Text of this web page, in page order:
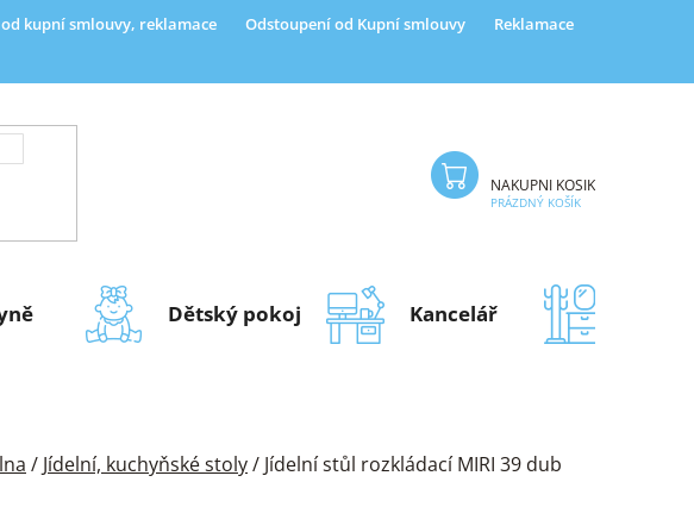
kupní smlouvy, reklamace Odstoupení od Kupní smlouvy Reklamace
NÁKUPNÍ KOŠÍK
PRÁZDNÝ KOŠÍK
Dětský pokoj Kancelář
/ Jídelní, kuchyňské stoly/ Jídelní stůl rozkládací MIRI 39 dub